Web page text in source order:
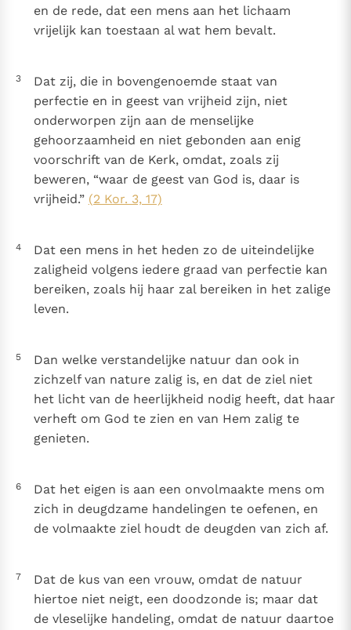
van het Romeins martyrologium
Vaticaanse financiële waakhond verliest autonomie
Paus spreekt het Wereldvoedselprogramma toe
een taak"
Paus in Pavia: St. Augustinus toont ons de noodzaak om
"naar het innerlijk" toe te keren.
RK Documenten stelt heel veel belangrijke
kerkelijke documenten van de Rooms
Katholieke Kerk in het Nederlands beschikbaar
en is volledig afhankelijk van donaties.
en de rede, dat een mens aan het lichaam
vrijelijk kan toestaan al wat hem bevalt.
3
Dat zij, die in bovengenoemde staat van
perfectie en in geest van vrijheid zijn, niet
onderworpen zijn aan de menselijke
gehoorzaamheid en niet gebonden aan enig
voorschrift van de Kerk, omdat, zoals zij
beweren, “waar de geest van God is, daar is
vrijheid.” (2 Kor. 3, 17)
4
Dat een mens in het heden zo de uiteindelijke
zaligheid volgens iedere graad van perfectie kan
bereiken, zoals hij haar zal bereiken in het zalige
leven.
5
Dan welke verstandelijke natuur dan ook in
zichzelf van nature zalig is, en dat de ziel niet
het licht van de heerlijkheid nodig heeft, dat haar
verheft om God te zien en van Hem zalig te
genieten.
6
Dat het eigen is aan een onvolmaakte mens om
zich in deugdzame handelingen te oefenen, en
de volmaakte ziel houdt de deugden van zich af.
7
Dat de kus van een vrouw, omdat de natuur
hiertoe niet neigt, een doodzonde is; maar dat
de vleselijke handeling, omdat de natuur daartoe